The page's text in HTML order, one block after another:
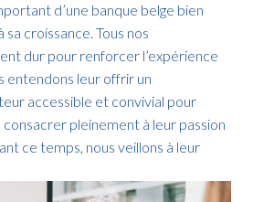
d’une banque belge bien
croissance. Tous nos
dur pour renforcer l’expérience
entendons leur offrir un
accessible et convivial pour
consacrer pleinement à leur passion
ce temps, nous veillons à leur